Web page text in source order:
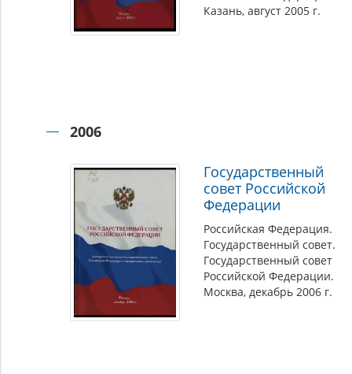
Казань, август 2005 г.
2006
Государственный
совет Российской
Федерации
Российская Федерация.
Государственный совет.
Государственный совет
Российской Федерации.
Москва, декабрь 2006 г.